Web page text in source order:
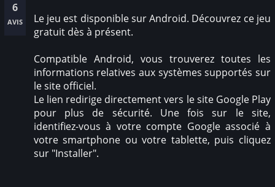
6
avis
Le jeu est disponible sur Android. Découvrez ce jeu
gratuit dès à présent.
Compatible Android, vous trouverez toutes les
informations relatives aux systèmes supportés sur
le site officiel.
Le lien redirige directement vers le site Google Play
pour plus de sécurité. Une fois sur le site,
identifiez-vous à votre compte Google associé à
votre smartphone ou votre tablette, puis cliquez
sur "Installer".